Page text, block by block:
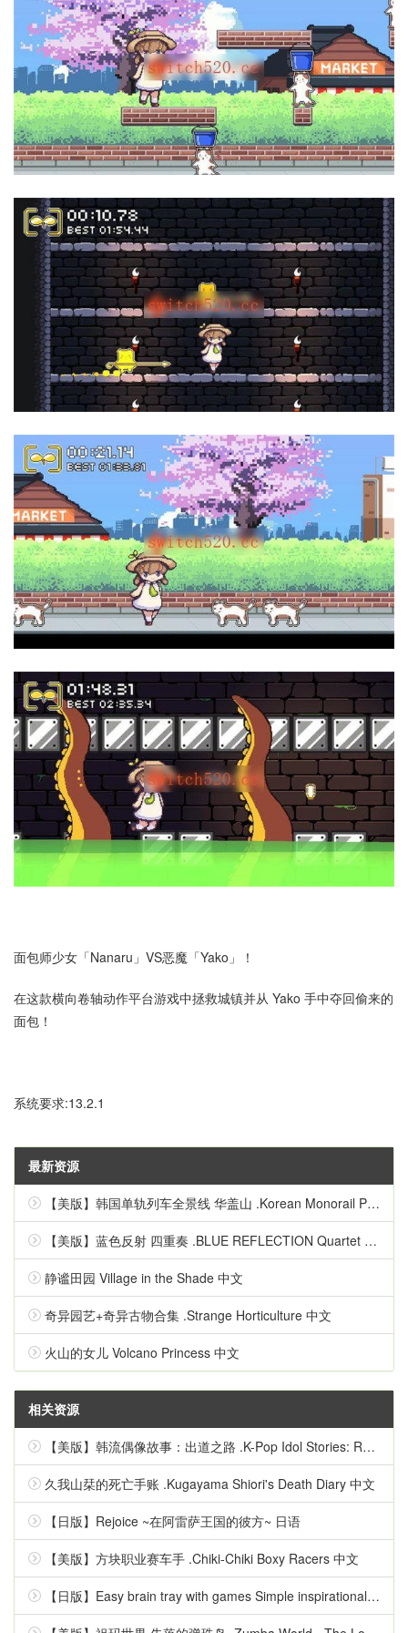
面包师少女「Nanaru」VS恶魔「Yako」！
在这款横向卷轴动作平台游戏中拯救城镇并从 Yako 手中夺回偷来的
面包！
系统要求:13.2.1
最新资源
【美版】韩国单轨列车全景线 华盖山 .Korean Monorail Panorama Line Hwagaesan 中文
【美版】蓝色反射 四重奏 .BLUE REFLECTION Quartet 英语
静谧田园 Village in the Shade 中文
奇异园艺+奇异古物合集 .Strange Horticulture 中文
火山的女儿 Volcano Princess 中文
相关资源
【美版】韩流偶像故事：出道之路 .K-Pop Idol Stories: Road to Debut 英语
久我山栞的死亡手账 .Kugayama Shiori's Death Diary 中文
【日版】Rejoice ~在阿雷萨王国的彼方~ 日语
【美版】方块职业赛车手 .Chiki-Chiki Boxy Racers 中文
【日版】Easy brain tray with games Simple inspirational quizzes 日语